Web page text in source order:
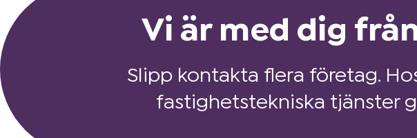
Vi är med dig
Slipp kontakta flera företag.
fastighetstekniska tjänster